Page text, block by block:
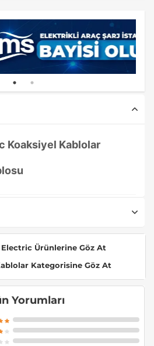
Koaksiyel Kablolar
Ürünlerine Göz At
Kategorisine Göz At
Yorumları